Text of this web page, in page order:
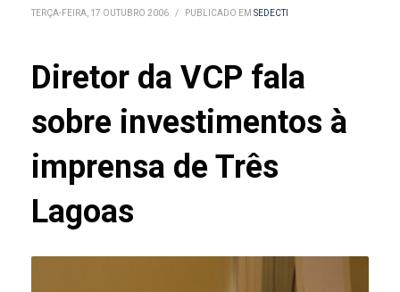
TERÇA-FEIRA, 17 OUTUBRO 2006 / PUBLICADO EM SEDECTI
Diretor da VCP fala
sobre investimentos à
imprensa de Três
Lagoas